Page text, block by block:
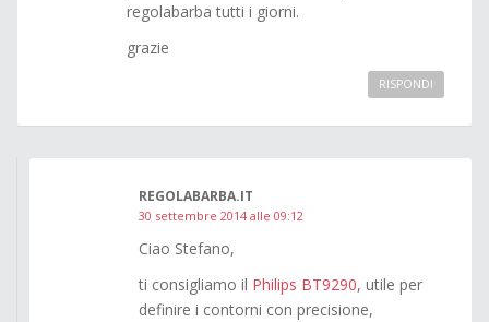
regolabarba tutti i giorni.
grazie
RISPONDI
REGOLABARBA.IT
30 settembre 2014 alle 09:12
Ciao Stefano,
ti consigliamo il Philips BT9290, utile per
definire i contorni con precisione,